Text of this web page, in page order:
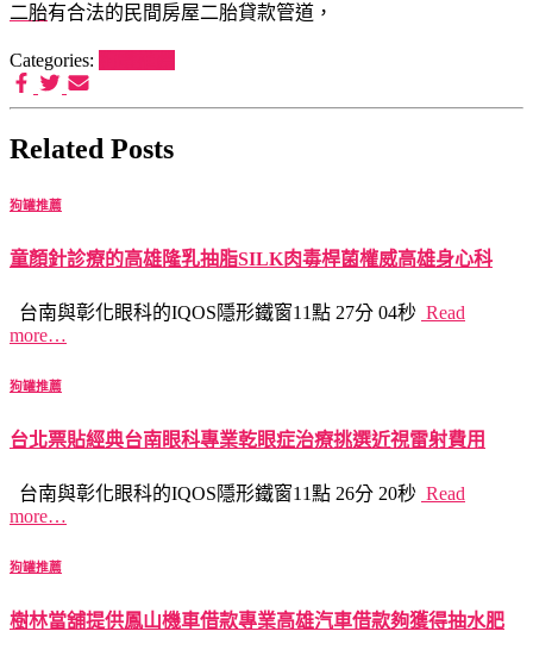
二胎有合法的民間房屋二胎貸款管道，
Categories:
Related Posts
狗罐推薦
童顏針診療的高雄隆乳抽脂SILK肉毒桿菌權威高雄身心科
台南與彰化眼科的IQOS隱形鐵窗11點 27分 04秒 Read
more…
狗罐推薦
台北票貼經典台南眼科專業乾眼症治療挑選近視雷射費用
台南與彰化眼科的IQOS隱形鐵窗11點 26分 20秒 Read
more…
狗罐推薦
樹林當舖提供鳳山機車借款專業高雄汽車借款夠獲得抽水肥